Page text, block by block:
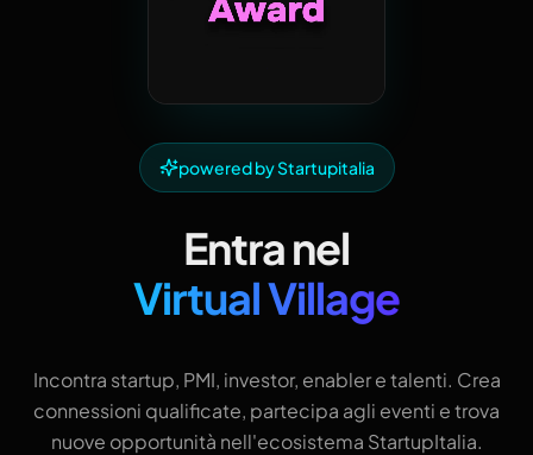
powered by Startupitalia
Entra nel
Virtual Village
Incontra startup, PMI, investor, enabler e talenti. Crea
connessioni qualificate, partecipa agli eventi e trova
nuove opportunità nell'ecosistema StartupItalia.